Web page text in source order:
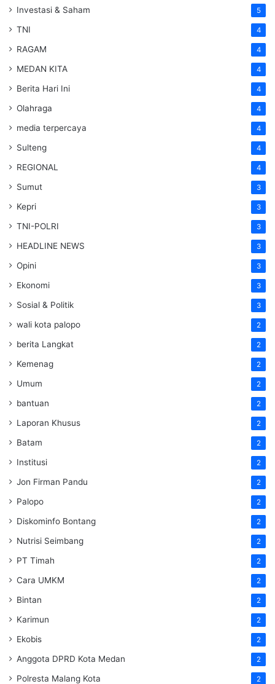
Investasi & Saham 5
TNI 4
RAGAM 4
MEDAN KITA 4
Berita Hari Ini 4
Olahraga 4
media terpercaya 4
Sulteng 4
REGIONAL 4
Sumut 3
Kepri 3
TNI-POLRI 3
HEADLINE NEWS 3
Opini 3
Ekonomi 3
Sosial & Politik 3
wali kota palopo 2
berita Langkat 2
Kemenag 2
Umum 2
bantuan 2
Laporan Khusus 2
Batam 2
Institusi 2
Jon Firman Pandu 2
Palopo 2
Diskominfo Bontang 2
Nutrisi Seimbang 2
PT Timah 2
Cara UMKM 2
Bintan 2
Karimun 2
Ekobis 2
Anggota DPRD Kota Medan 2
Polresta Malang Kota 2